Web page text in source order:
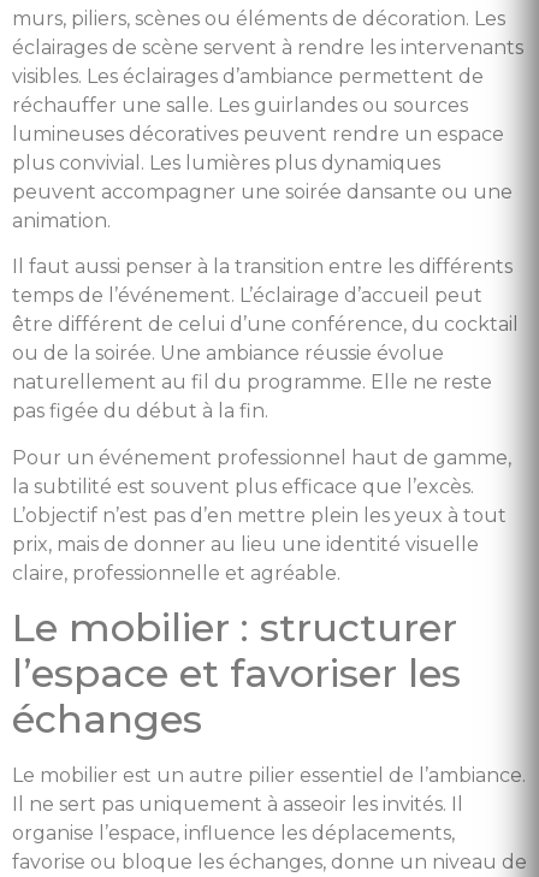
murs, piliers, scènes ou éléments de décoration. Les
éclairages de scène servent à rendre les intervenants
visibles. Les éclairages d’ambiance permettent de
réchauffer une salle. Les guirlandes ou sources
lumineuses décoratives peuvent rendre un espace
plus convivial. Les lumières plus dynamiques
peuvent accompagner une soirée dansante ou une
animation.
Il faut aussi penser à la transition entre les différents
temps de l’événement. L’éclairage d’accueil peut
être différent de celui d’une conférence, du cocktail
ou de la soirée. Une ambiance réussie évolue
naturellement au fil du programme. Elle ne reste
pas figée du début à la fin.
Pour un événement professionnel haut de gamme,
la subtilité est souvent plus efficace que l’excès.
L’objectif n’est pas d’en mettre plein les yeux à tout
prix, mais de donner au lieu une identité visuelle
claire, professionnelle et agréable.
Le mobilier : structurer
l’espace et favoriser les
échanges
Le mobilier est un autre pilier essentiel de l’ambiance.
Il ne sert pas uniquement à asseoir les invités. Il
organise l’espace, influence les déplacements,
favorise ou bloque les échanges, donne un niveau de